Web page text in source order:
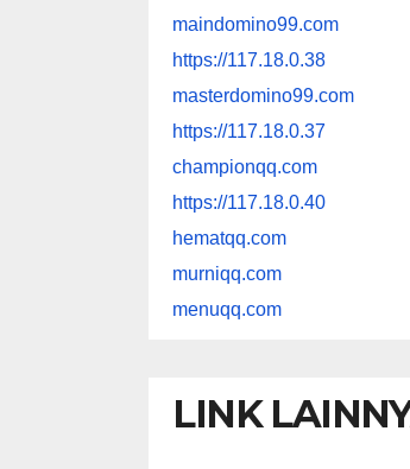
maindomino99.com
https://117.18.0.38
masterdomino99.com
https://117.18.0.37
championqq.com
https://117.18.0.40
hematqq.com
murniqq.com
menuqq.com
LINK